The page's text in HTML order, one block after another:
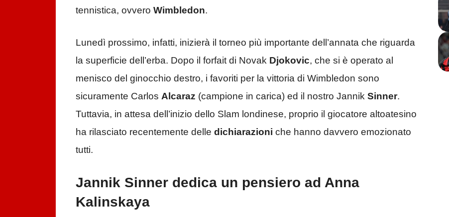
tennistica, ovvero Wimbledon.
Lunedì prossimo, infatti, inizierà il torneo più importante dell’annata che riguarda
la superficie dell’erba. Dopo il forfait di Novak Djokovic, che si è operato al
menisco del ginocchio destro, i favoriti per la vittoria di Wimbledon sono
sicuramente Carlos Alcaraz (campione in carica) ed il nostro Jannik Sinner.
Tuttavia, in attesa dell’inizio dello Slam londinese, proprio il giocatore altoatesino
ha rilasciato recentemente delle dichiarazioni che hanno davvero emozionato
tutti.
Jannik Sinner dedica un pensiero ad Anna
Kalinskaya